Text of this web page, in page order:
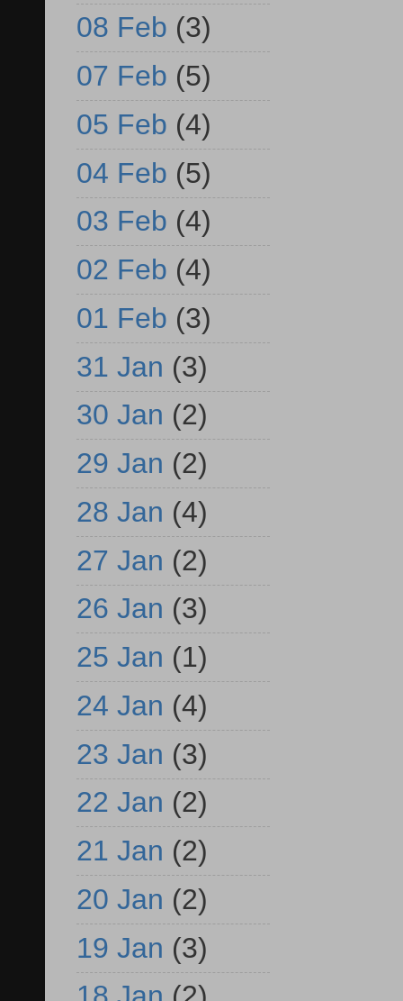
08 Feb (3)
07 Feb (5)
05 Feb (4)
04 Feb (5)
03 Feb (4)
02 Feb (4)
01 Feb (3)
31 Jan (3)
30 Jan (2)
29 Jan (2)
28 Jan (4)
27 Jan (2)
26 Jan (3)
25 Jan (1)
24 Jan (4)
23 Jan (3)
22 Jan (2)
21 Jan (2)
20 Jan (2)
19 Jan (3)